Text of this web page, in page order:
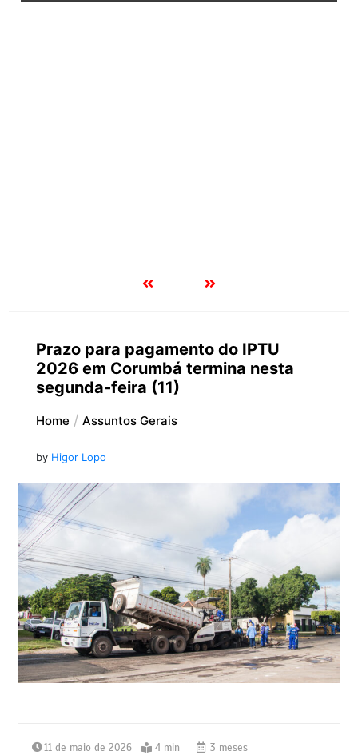
Prazo para pagamento do IPTU
2026 em Corumbá termina nesta
segunda-feira (11)
Home Assuntos Gerais
by Higor Lopo
11 de maio de 2026 4 min 3 meses